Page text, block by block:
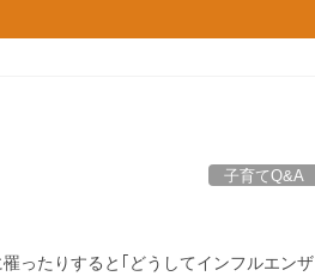
子育てQ&A
ったりすると｢どうしてインフルエンザ